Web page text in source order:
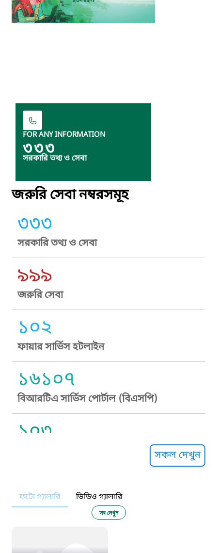
FOR ANY INFORMATION
৩৩৩
সরকারি তথ্য ও সেবা
জরুরি সেবা নম্বরসমূহ
৩৩৩
সরকারি তথ্য ও সেবা
৯৯৯
জরুরি সেবা
১০২
ফায়ার সার্ভিস হটলাইন
১৬১০৭
বিআরটিএ সার্ভিস পোর্টাল (বিএসপি)
১০৩
নারী ও শিশু নির্যাতন প্রতিরোধ
সকল দেখুন
ফটো গ্যালারি ভিডিও গ্যালারি
সব দেখুন